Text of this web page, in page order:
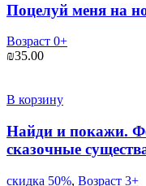
Поцелуй меня на
Возраст 0+
₪35.00
В корзину
Найди и покажи.
сказочные
скидка 50%, Возраст 3+